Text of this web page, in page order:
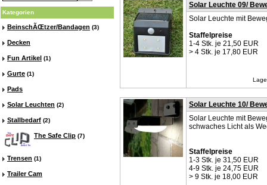
Kategorien
BeinschÃŒtzer/Bandagen (3)
Decken
Fun Artikel (1)
Gurte (1)
Pads
Solar Leuchten (2)
Stallbedarf (2)
The Safe Clip (7)
Trensen (1)
Trailer Cam
Solar Leuchte 09/
Solar Leuchte mit
Staffelpreise
1-4 Stk. je 21,50 EUR
> 4 Stk. je 17,80 EUR
Solar Leuchte 10/
Solar Leuchte mit
schwaches Licht als
Staffelpreise
1-3 Stk. je 31,50 EUR
4-9 Stk. je 24,75 EUR
> 9 Stk. je 18,00 EUR